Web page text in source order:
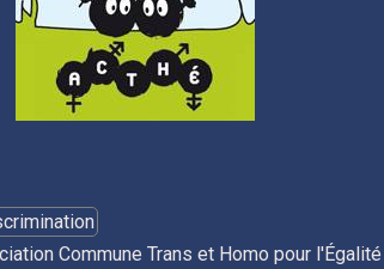
Commune Trans et Homo pour l'Égalité